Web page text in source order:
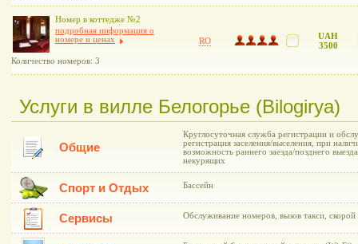
Номер в коттедже №2
подробная информация о
номере и ценах
Количество номеров: 3
RO
UAH
3500
Услуги в вилле Белогорье (Bilogirya)
Общие
Круглосуточная служба регистрации и
регистрация заселения/выселения, при
возможность раннего заезда/позднего
некурящих
Спорт и Отдых Бассейн
Сервисы Обслуживание номеров, вызов такси,